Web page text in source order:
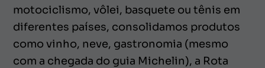
motociclismo, vôlei, basquete ou tênis em
diferentes países, consolidamos produtos
como vinho, neve, gastronomia (mesmo
com a chegada do guia Michelin), a Rota